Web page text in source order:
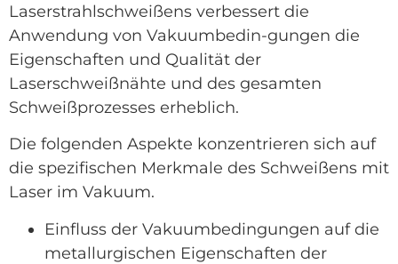
Laserstrahlschweißens verbessert die
Anwendung von Vakuumbedin-gungen die
Eigenschaften und Qualität der
Laserschweißnähte und des gesamten
Schweißprozesses erheblich.
Die folgenden Aspekte konzentrieren sich auf
die spezifischen Merkmale des Schweißens mit
Laser im Vakuum.
Einfluss der Vakuumbedingungen auf die
metallurgischen Eigenschaften der